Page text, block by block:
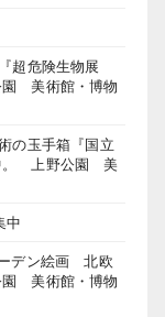
超危険生物展
園 美術館・博物
の玉手箱『国立
。 上野公園 美
中
デン絵画 北欧
園 美術館・博物